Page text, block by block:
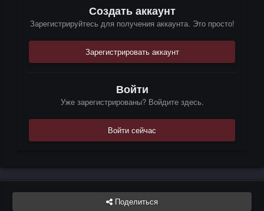
Создать аккаунт
Зарегистрируйтесь для получения аккаунта. Это просто!
Зарегистрировать аккаунт
Войти
Уже зарегистрированы? Войдите здесь.
Войти сейчас
Поделиться